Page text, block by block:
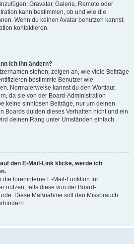
Gravatar, Galerie, Remote oder
kann bestimmen, ob und wie die
Wenn du keinen Avatar benutzen kannst,
kontaktieren.
ich ihn ändern?
stehen, zeigen an, wie viele Beiträge
bestimmte Benutzer wie
Normalerweise kannst du den Wortlaut
da sie von der Board-Administration
keine sinnlosen Beiträge, nur um deinen
Boards dulden dieses Verhalten nicht und ein
deinen Rang unter Umständen einfach
den E-Mail-Link klicke, werde ich
die foreninterne E-Mail-Funktion für
nutzen, falls diese von der Board-
Diese Maßnahme soll den Missbrauch